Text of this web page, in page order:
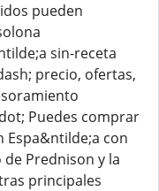
pueden
sin-receta
precio, ofertas,
Puedes comprar
Espa&ntilde;a con
Prednison y la
principales